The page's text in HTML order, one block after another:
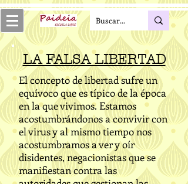
LA FALSA LIBERTAD
El concepto de libertad sufre un
equívoco que es típico de la época
en la que vivimos. Estamos
acostumbrándonos a convivir con
el virus y al mismo tiempo nos
acostumbramos a ver y oír
disidentes, negacionistas que se
manifiestan contra las